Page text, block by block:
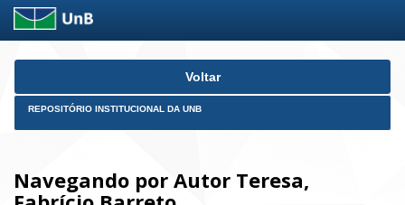
Skip
Voltar
REPOSITÓRIO INSTITUCIONAL DA UNB
Navegando por Autor Teresa,